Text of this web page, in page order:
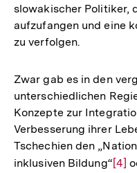
slowakischer Politiker,
aufzufangen und eine
zu verfolgen.
Zwar gab es in den
unterschiedlichen
Konzepte zur
Verbesserung ihrer
Tschechien den
inklusiven Bildung“Zur
[4]